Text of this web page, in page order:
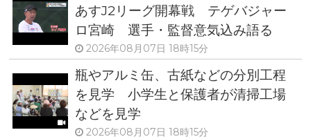
あすJ2リーグ開幕戦 テゲバジャー
ロ宮崎 選手・監督意気込み語る
2026年08月07日 18時15分
瓶やアルミ缶、古紙などの分別工程
を見学 小学生と保護者が清掃工場
などを見学
2026年08月07日 18時15分